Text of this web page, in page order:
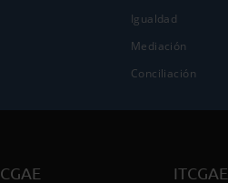
Igualdad
Mediación
Conciliación
CGAE ITCGAE